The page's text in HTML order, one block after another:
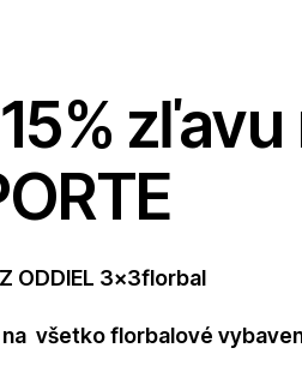
ODDIEL 3x3florbal
všetko florbalové